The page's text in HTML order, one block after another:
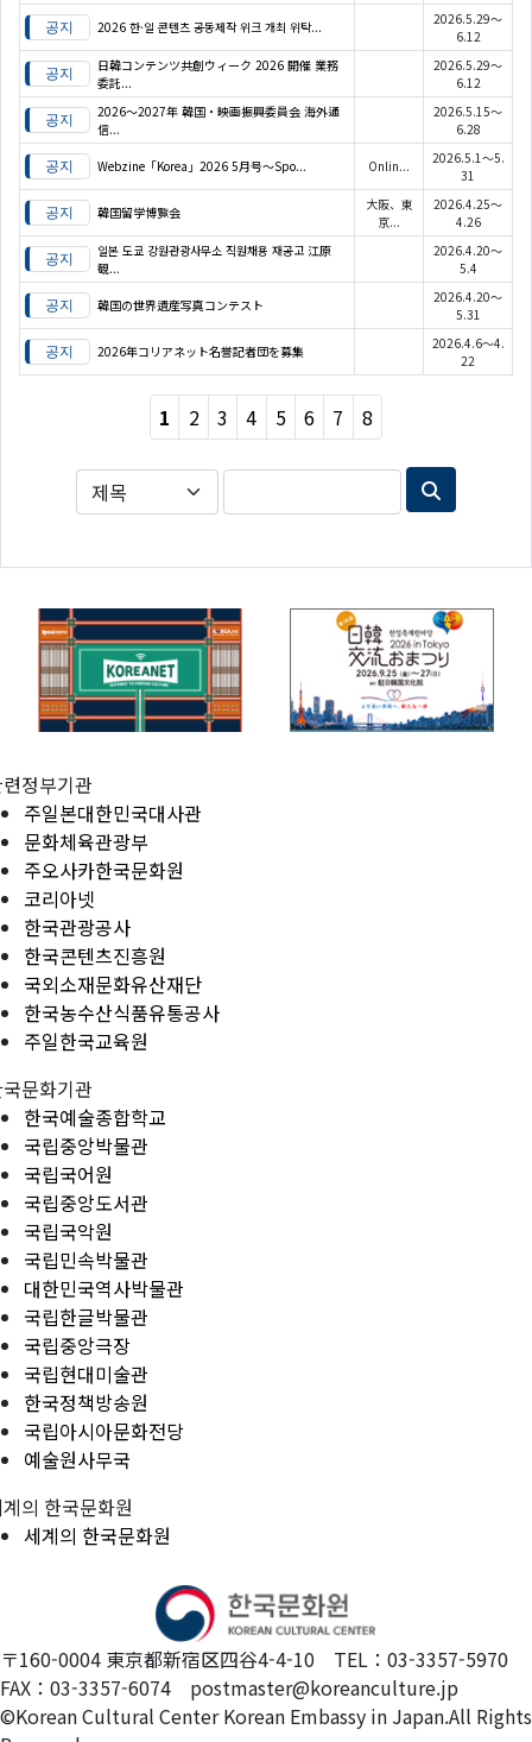
2026 한·일 콘텐츠 공동제작 위크 개최 위탁...
2026.5.29～
6.12
日韓コンテンツ共創ウィーク 2026 開催 業務
委託...
2026.5.29～
6.12
2026〜2027年 韓国・映画振興委員会 海外通
信...
2026.5.15～
6.28
Webzine「Korea」2026 5月号～Spo... Onlin...
2026.5.1～5.
31
韓国留学博覧会
大阪、東
京...
2026.4.25～
4.26
일본 도쿄 강원관광사무소 직원채용 재공고 江原
観...
2026.4.20～
5.4
韓国の世界遺産写真コンテスト
2026.4.20～
5.31
2026年コリアネット名誉記者団を募集
2026.4.6～4.
22
1 2 3 4 5 6 7 8
정부기관
주일본대한민국대사관
문화체육관광부
주오사카한국문화원
코리아넷
한국관광공사
한국콘텐츠진흥원
국외소재문화유산재단
한국농수산식품유통공사
주일한국교육원
문화기관
한국예술종합학교
국립중앙박물관
국립국어원
국립중앙도서관
국립국악원
국립민속박물관
대한민국역사박물관
국립한글박물관
국립중앙극장
국립현대미술관
한국정책방송원
국립아시아문화전당
예술원사무국
의 한국문화원
세계의 한국문화원
〒160-0004 東京都新宿区四谷4-4-10 TEL：03-3357-5970
FAX：03-3357-6074 postmaster@koreanculture.jp
©Korean Cultural Center Korean Embassy in Japan.All Rights